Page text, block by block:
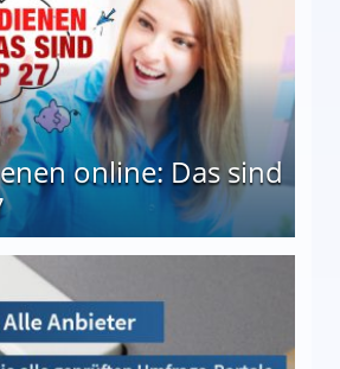
online: Das sind